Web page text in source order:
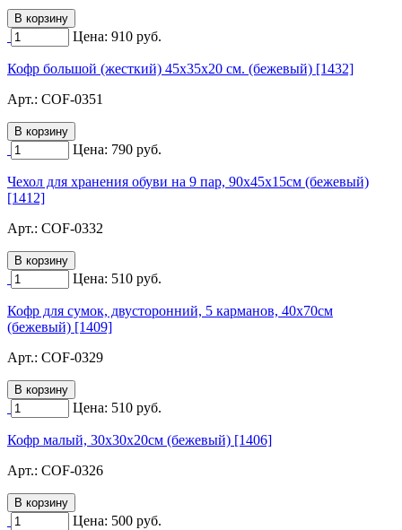
Цена: 910 руб.
Кофр большой (жесткий) 45х35х20 см. (бежевый) [1432]
Арт.: COF-0351
Цена: 790 руб.
Чехол для хранения обуви на 9 пар, 90х45х15см (бежевый)
[1412]
Арт.: COF-0332
Цена: 510 руб.
Кофр для сумок, двусторонний, 5 карманов, 40х70см
(бежевый) [1409]
Арт.: COF-0329
Цена: 510 руб.
Кофр малый, 30х30х20см (бежевый) [1406]
Арт.: COF-0326
Цена: 500 руб.